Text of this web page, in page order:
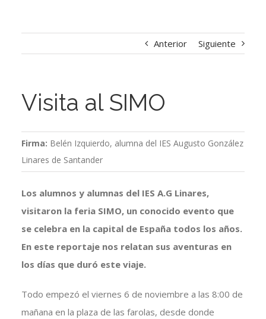
Anterior Siguiente
Visita al SIMO
Firma: Belén Izquierdo, alumna del IES Augusto González
Linares de Santander
Los alumnos y alumnas del IES A.G Linares,
visitaron la feria SIMO, un conocido evento que
se celebra en la capital de España todos los años.
En este reportaje nos relatan sus aventuras en
los días que duró este viaje.
Todo empezó el viernes 6 de noviembre a las 8:00 de
mañana en la plaza de las farolas, desde donde